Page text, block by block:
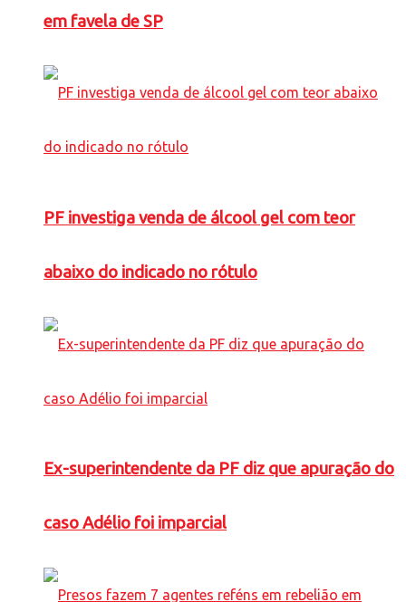
em favela de SP
PF investiga venda de álcool gel com teor
abaixo do indicado no rótulo
Ex-superintendente da PF diz que apuração do
caso Adélio foi imparcial